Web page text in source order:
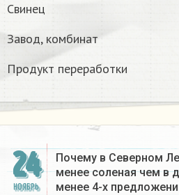
Свинец
Завод, комбинат
Продукт переработки
24
НОЯБРЬ
Почему в Северном
менее соленая чем в
менее 4-х